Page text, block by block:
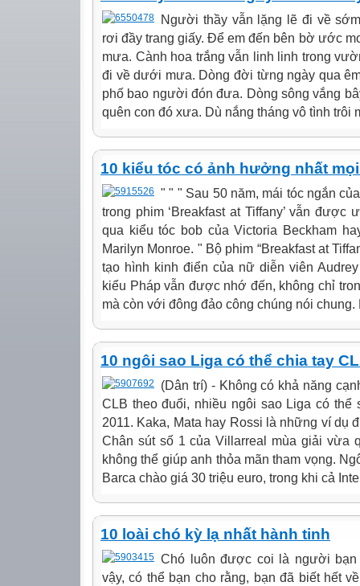
Người thầy vẫn lặng lẽ đi về
rơi đầy trang giấy. Để em đến bên bờ ước
mưa. Cành hoa trắng vẫn linh linh trong
đi về dưới mưa. Dòng đời từng ngày qua
phố bao người đón đưa. Dòng sông vắng
quên con đó xưa. Dù nắng tháng vô tình trôi
10 kiểu tóc có ảnh hưởng nhất
" " " Sau 50 năm, mái tóc ngắn
trong phim ‘Breakfast at Tiffany’ vẫn
qua kiểu tóc bob của Victoria Beckham
Marilyn Monroe. " Bộ phim “Breakfast at
tạo hình kinh điển của nữ diễn viên
kiểu Pháp vẫn được nhớ đến, không chỉ
mà còn với đông đảo công chúng nói chung.
10 ngôi sao Liga có thể chia tay
(Dân trí) - Không có khả năng
CLB theo đuổi, nhiều ngôi sao Liga có thể
2011. Kaka, Mata hay Rossi là những ví dụ
Chân sút số 1 của Villarreal mùa giải vừa
không thể giúp anh thỏa mãn tham vọng.
Barca chào giá 30 triệu euro, trong khi cả
10 loài chó kỳ lạ nhất hành tinh
Chó luôn được coi là người
vậy, có thể bạn cho rằng, bạn đã biết hết